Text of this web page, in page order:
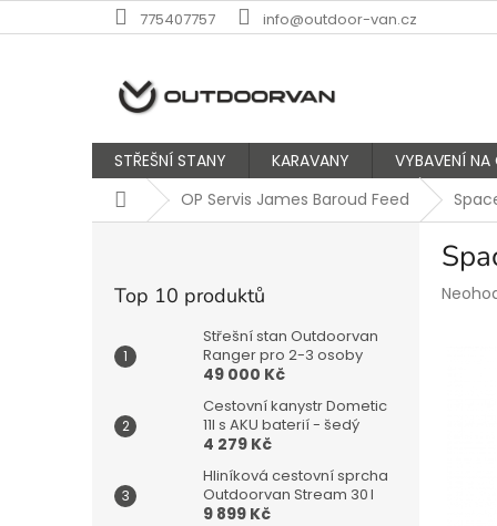
na
775407757 info@outdoor-van.cz
STŘEŠNÍ STANY KARAVANY VYBAVENÍ NA
DomůOP Servis James Baroud Feed
Top 10 produktů
Střešní stan Outdoorvan
Ranger pro 2-3 osoby
49 000 Kč
Cestovní kanystr Dometic
11l s AKU baterií - šedý
4 279 Kč
Hliníková cestovní sprcha
Outdoorvan Stream 30 l
9 899 Kč